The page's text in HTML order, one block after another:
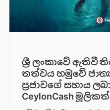
ශ්‍රී ලංකාවේ ඇතිවී
තත්වය හමුවේ
ප්‍රජාවගේ සහාය
CeylonCash